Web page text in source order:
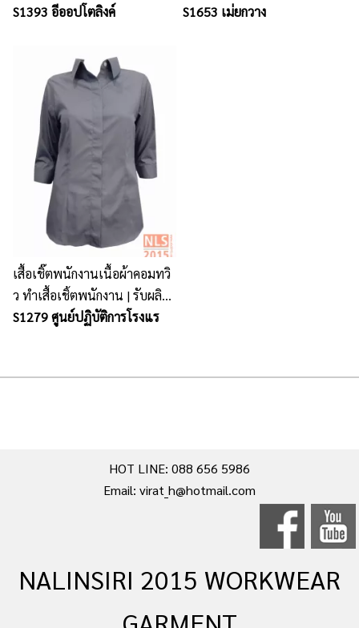
S1393 อีออปโตลิงค์
S1653 เม่ยกวาง
เสื้อเชิ๊ตพนักงานเนื้อผ้าคอมทวิ
ว ทำเสื้อเชิ้ตพนักงาน | รับผลิต
เสื้อเชิ้ตบริษัท พร้อมงานปัก
S1279 ศูนย์ปฏิบัติการโรงแร
HOT LINE: 088 656 5986
Email: virat_h@hotmail.com
NALINSIRI 2015 WORKWEAR